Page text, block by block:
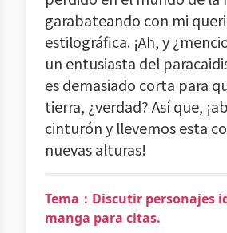
garabateando con mi
estilográfica. ¡Ah, y
un entusiasta del
es demasiado corta para
tierra, ¿verdad? Así que,
cinturón y llevemos esta
nuevas alturas!
Tema：Discutir personajes
manga para citas.